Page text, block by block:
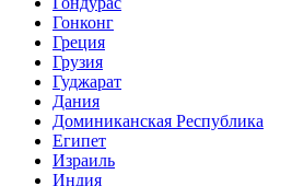
Гонконг
Греция
Грузия
Гуджарат
Дания
Доминиканская Республика
Египет
Израиль
Индия